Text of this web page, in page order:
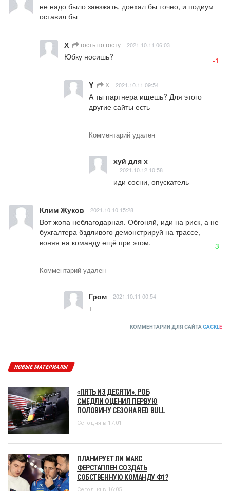
не надо было заезжать, доехал бы точно, и подиум
оставил бы
Х гость по госту 2021.10.11 06:03
Юбку носишь? -1
Y Х 2021.10.11 09:54
А ты партнера ищешь? Для этого
другие сайты есть
Комментарий удален
хуй для х
2021.10.12 10:58
иди сосни, опускатель
Клим Жуков 2021.10.10 15:28
Вот жопа неблагодарная. Обгоняй, иди на риск, а не
бухгалтера бздливого демонстрируй на трассе,
воняя на команду ещё при этом.
3
Комментарий удален
Гром 2021.10.11 00:54
+
КОММЕНТАРИИ ДЛЯ САЙТА CACKLE
НОВЫЕ МАТЕРИАЛЫ
«ПЯТЬ ИЗ ДЕСЯТИ». РОБ
СМЕДЛИ ОЦЕНИЛ ПЕРВУЮ
ПОЛОВИНУ СЕЗОНА RED BULL
Сегодня в 17:01
ПЛАНИРУЕТ ЛИ МАКС
ФЕРСТАППЕН СОЗДАТЬ
СОБСТВЕННУЮ КОМАНДУ Ф1?